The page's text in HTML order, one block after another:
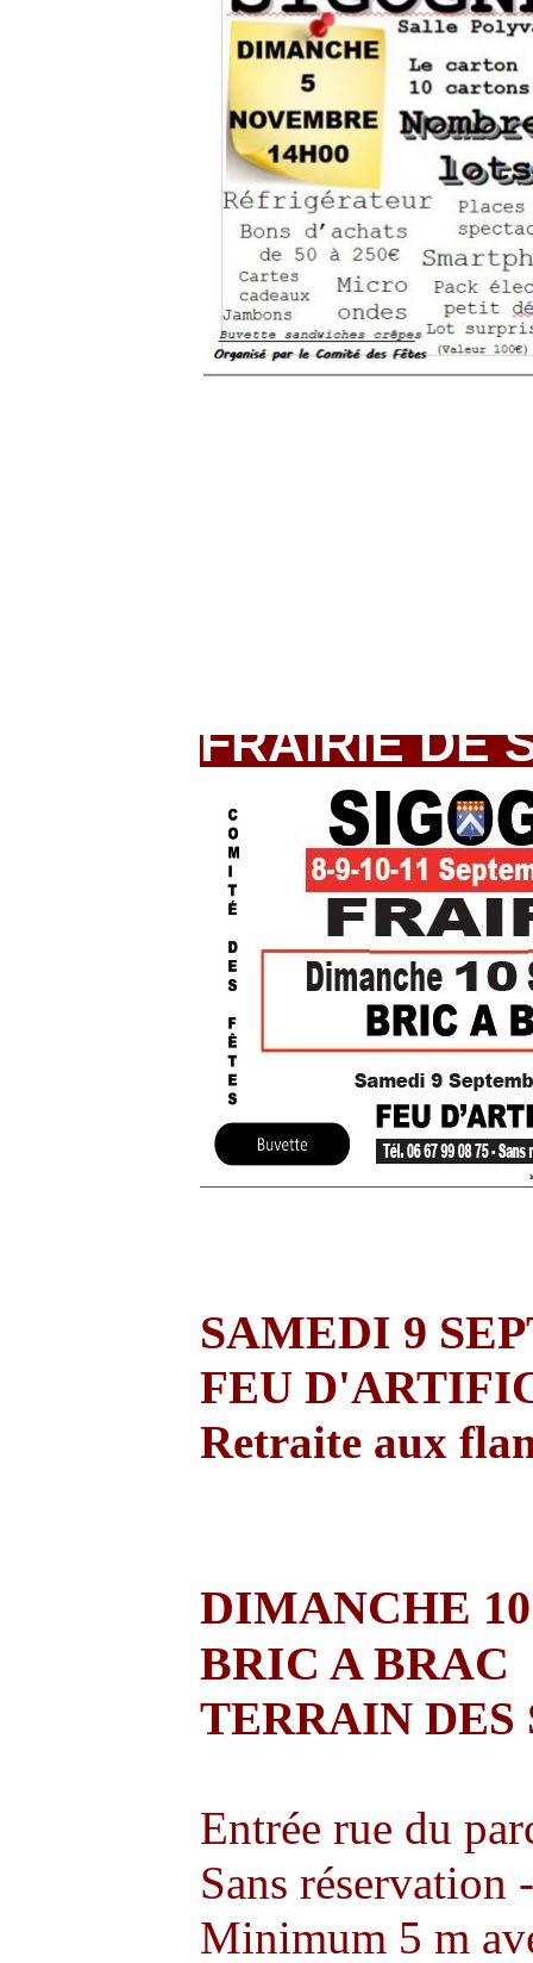
FRAIRIE DE
SAMEDI 9
FEU
Retraite aux
DIMANCHE
BRIC A BRAC
TERRAIN DES
Entrée rue du
Sans réservation
Minimum 5 m